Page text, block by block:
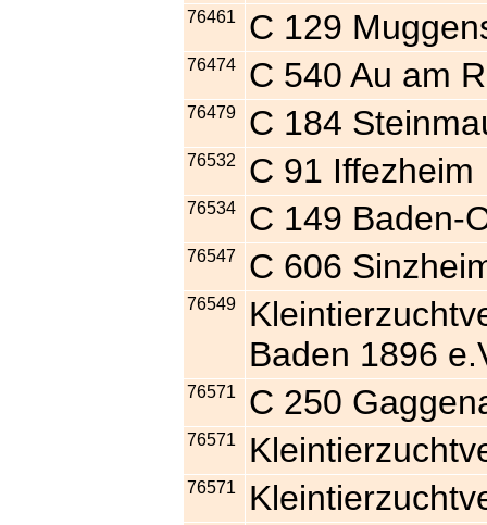
76461 C 129
76474 C 540 Au am
76479 C 184
76532 C 91 Iffezheim
76534 C 149 Baden-
76547 C 606
76549
Baden 1896
76571 C 250
76571
76571